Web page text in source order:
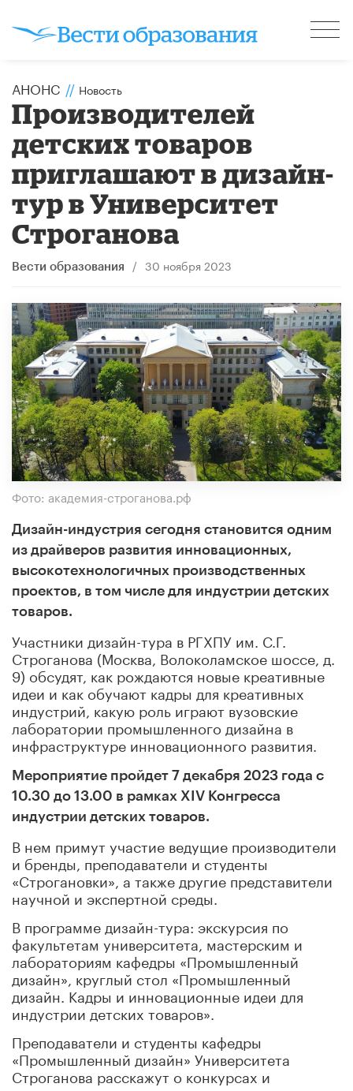
АНОНС // Новость
Производителей
детских товаров
приглашают в дизайн-
тур в Университет
Строганова
Вести образования / 30 ноября 2023
Фото: академия-строганова.рф
Дизайн-индустрия сегодня становится одним
из драйверов развития инновационных,
высокотехнологичных производственных
проектов, в том числе для индустрии детских
товаров.
Участники дизайн-тура в РГХПУ им. С.Г.
Строганова (Москва, Волоколамское шоссе, д.
9) обсудят, как рождаются новые креативные
идеи и как обучают кадры для креативных
индустрий, какую роль играют вузовские
лаборатории промышленного дизайна в
инфраструктуре инновационного развития.
Мероприятие пройдет 7 декабря 2023 года с
10.30 до 13.00 в рамках XIV Конгресса
индустрии детских товаров.
В нем примут участие ведущие производители
и бренды, преподаватели и студенты
«Строгановки», а также другие представители
научной и экспертной среды.
В программе дизайн-тура: экскурсия по
факультетам университета, мастерским и
лабораториям кафедры «Промышленный
дизайн», круглый стол «Промышленный
дизайн. Кадры и инновационные идеи для
индустрии детских товаров».
Преподаватели и студенты кафедры
«Промышленный дизайн» Университета
Строганова расскажут о конкурсах и